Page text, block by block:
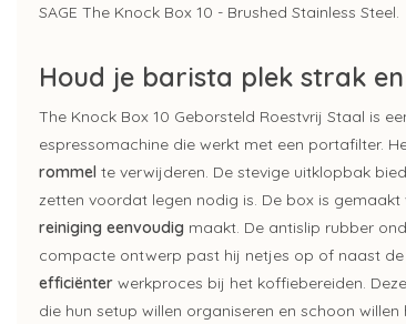
SAGE The Knock Box 10 - Brushed Stainless Steel.
Houd je barista plek strak en
The Knock Box 10 Geborsteld Roestvrij Staal is
espressomachine die werkt met een portafilter.
rommel te verwijderen. De stevige uitklopbak
zetten voordat legen nodig is. De box is
reiniging eenvoudig maakt. De antislip rubber
compacte ontwerp past hij netjes op of naast
efficiënter werkproces bij het koffiebereiden.
die hun setup willen organiseren en schoon willen